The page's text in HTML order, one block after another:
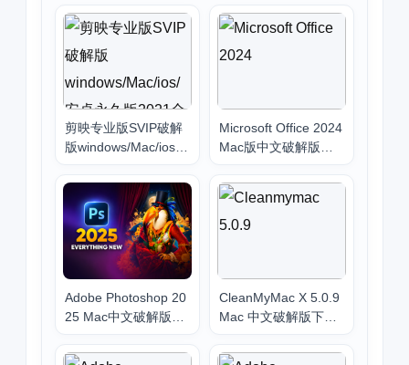
剪映专业版SVIP破解
版windows/Mac/ios/
台下载安装教程
Microsoft Office 2024
Mac版中文破解版下
2021
Adobe Photoshop 20
25 Mac中文破解版下
CleanMyMac X 5.0.9
Mac 中文破解版下载
最新2025）